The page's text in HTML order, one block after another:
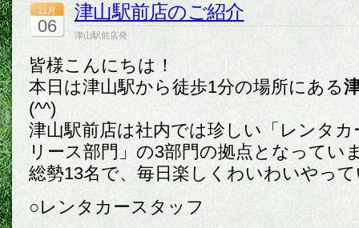
11月
06
津山駅前店のご紹介
津山駅前店発
皆様こんにちは！
本日は津山駅から徒歩1分の場所にある
(^^)
津山駅前店は社内では珍しい「レンタカ
リース部門」の3部門の拠点となってい
総勢13名で、毎日楽しくわいわいやっ
○レンタカースタッフ